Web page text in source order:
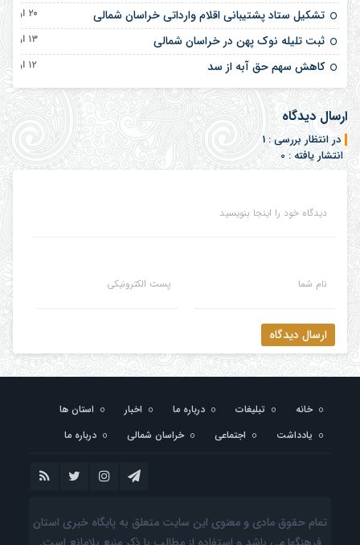
تشکیل ستاد پشتیبانی اقلام وارداتی خراسان شمالی ۲۰ اردیبهشت ۱۴۰۵
ثبت تلیله نوک پهن در خراسان شمالی ۱۳ اردیبهشت ۱۴۰۵
کاهش سهم حق آبه از سد ۱۲ اردیبهشت ۱۴۰۵
ارسال دیدگاه
در انتظار بررسی : 1
انتشار یافته : 0
دیدگاه خود را اینجا بنویسید
نام شما پست الکترونیکی
ارسال دیدگاه
خانه تبلیغات درباره ما اخبار
استان ها
یادداشت
اجتماعی خراسان شمالی درباره ما
تمام حقوق مادی و معنوی این سایت متعلق به پایگاه خبری استان